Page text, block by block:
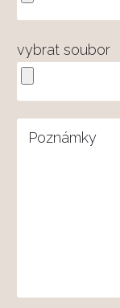
vybrat soubor
Poznámky